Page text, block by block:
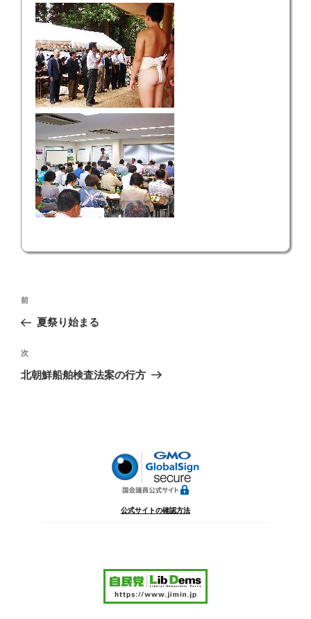
投
ナ
ビ
ゲ
前
の
稿
前
夏祭り始まる
次
の
次
北朝鮮船舶検査法案の行方
公式サイトの確認方法